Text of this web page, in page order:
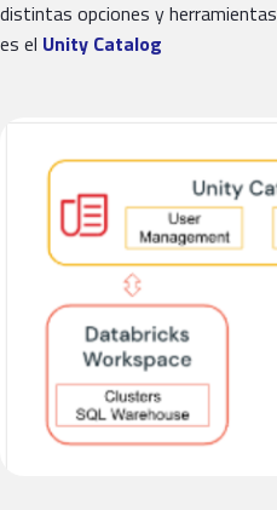
distintas opciones y
es el Unity Catalog